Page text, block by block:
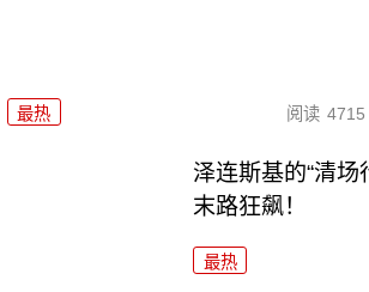
最热 阅读 4715
泽连斯基的“清场
末路狂飙！
最热